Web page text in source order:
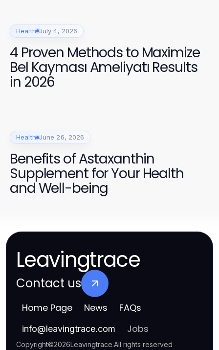
Health July 4, 2026
4 Proven Methods to Maximize
Bel Kayması Ameliyatı Results
in 2026
Health June 26, 2026
Benefits of Astaxanthin
Supplement for Your Health
and Well-being
Leavingtrace
Contact us
Home Page News FAQs
info@leavingtrace.com Jobs
Copyright©2026Leavingtrace.All rights reserved